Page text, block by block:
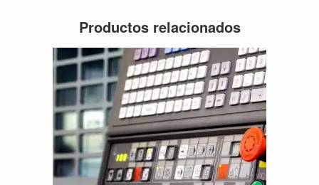
Productos relacionados